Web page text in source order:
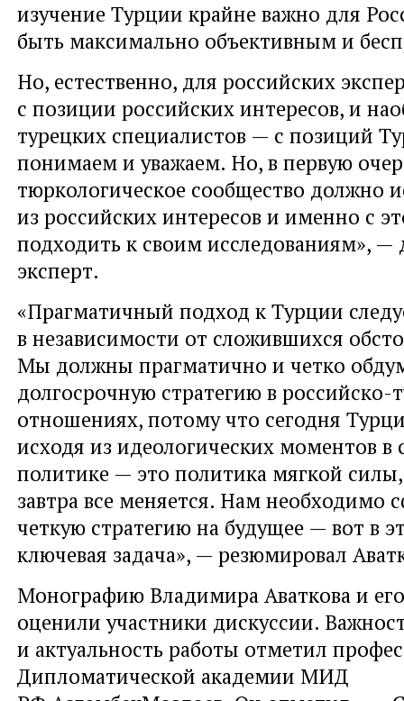
изучение Турции крайне важно для
быть максимально объективным и
Но, естественно, для российских
с позиции российских интересов, и
турецких специалистов — с позиций
понимаем и уважаем. Но, в первую
тюркологическое сообщество должно
из российских интересов и именно с
подходить к своим исследованиям», —
эксперт.
«Прагматичный подход к Турции
в независимости от сложившихся
Мы должны прагматично и четко
долгосрочную стратегию в российско-
отношениях, потому что сегодня
исходя из идеологических моментов в
политике — это политика мягкой
завтра все меняется. Нам необходимо
четкую стратегию на будущее — вот в
ключевая задача», — резюмировал
Монографию Владимира Аваткова и
оценили участники дискуссии.
и актуальность работы отметил
Дипломатической академии МИД